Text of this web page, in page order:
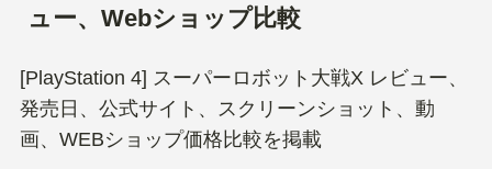
全ゲームソフト発売日一覧
PS5ゲームソフト
PS4ゲームソフト
▽ 機種別ゲームソフト発売日
全機種 新作ゲーム
PlayStation 5 新作ゲーム
▽ ゲーム機 本体
最新ゲーム機 本体
▽ ゲームソフトを探す
ュー、Webショップ比較
[PlayStation 4] スーパーロボット大戦X レビュー、
発売日、公式サイト、スクリーンショット、動
画、WEBショップ価格比較を掲載